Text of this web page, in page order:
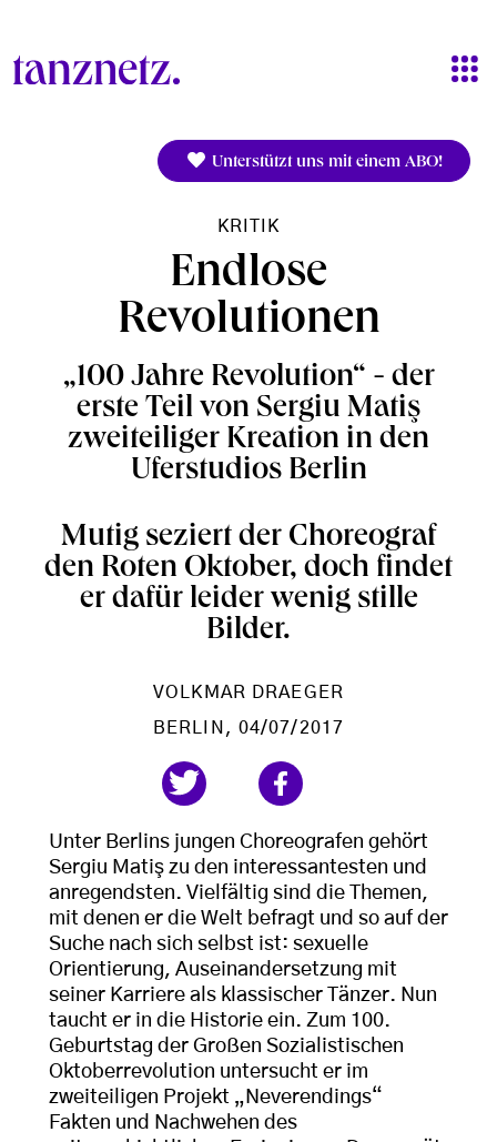
Unterstützt uns mit einem ABO!
KRITIK
Endlose
Revolutionen
„100 Jahre Revolution“ - der
erste Teil von Sergiu Matiş
zweiteiliger Kreation in den
Uferstudios Berlin
Mutig seziert der Choreograf
den Roten Oktober, doch findet
er dafür leider wenig stille
Bilder.
VOLKMAR DRAEGER
BERLIN , 04/07/2017
Unter Berlins jungen Choreografen gehört
Sergiu Matiş zu den interessantesten und
anregendsten. Vielfältig sind die Themen,
mit denen er die Welt befragt und so auf der
Suche nach sich selbst ist: sexuelle
Orientierung, Auseinandersetzung mit
seiner Karriere als klassischer Tänzer. Nun
taucht er in die Historie ein. Zum 100.
Geburtstag der Großen Sozialistischen
Oktoberrevolution untersucht er im
zweiteiligen Projekt „Neverendings“
Fakten und Nachwehen des